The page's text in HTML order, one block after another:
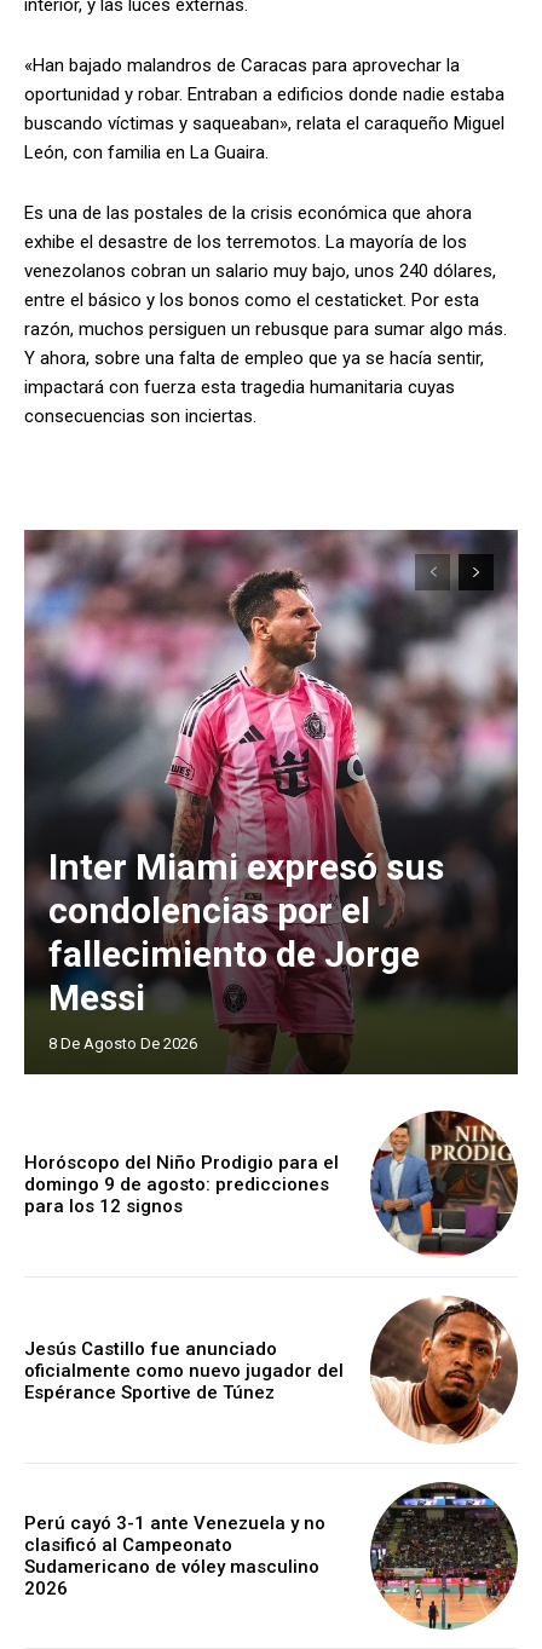
interior, y las luces externas.
«Han bajado malandros de Caracas para aprovechar la
oportunidad y robar. Entraban a edificios donde nadie estaba
buscando víctimas y saqueaban», relata el caraqueño Miguel
León, con familia en La Guaira.
Es una de las postales de la crisis económica que ahora
exhibe el desastre de los terremotos. La mayoría de los
venezolanos cobran un salario muy bajo, unos 240 dólares,
entre el básico y los bonos como el cestaticket. Por esta
razón, muchos persiguen un rebusque para sumar algo más.
Y ahora, sobre una falta de empleo que ya se hacía sentir,
impactará con fuerza esta tragedia humanitaria cuyas
consecuencias son inciertas.
Inter Miami expresó sus
condolencias por el
fallecimiento de Jorge
Messi
8 De Agosto De 2026
Horóscopo del Niño Prodigio para el
domingo 9 de agosto: predicciones
para los 12 signos
Jesús Castillo fue anunciado
oficialmente como nuevo jugador del
Espérance Sportive de Túnez
Perú cayó 3-1 ante Venezuela y no
clasificó al Campeonato
Sudamericano de vóley masculino
2026